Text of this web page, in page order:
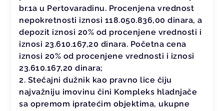
br.1a u Pertovaradinu. Procenjena vrednost
nepokretnosti iznosi 118.050.836,00 dinara, a
depozit iznosi 20% od procenjene vrednosti i
iznosi 23.610.167,20 dinara. Početna cena
iznosi 20% od procenjene vrednosti i iznosi
23.610.167,20 dinara;
2. Stečajni dužnik kao pravno lice čiju
najvažniju imovinu čini Kompleks hladnjače
sa opremom ipratećim objektima, ukupne